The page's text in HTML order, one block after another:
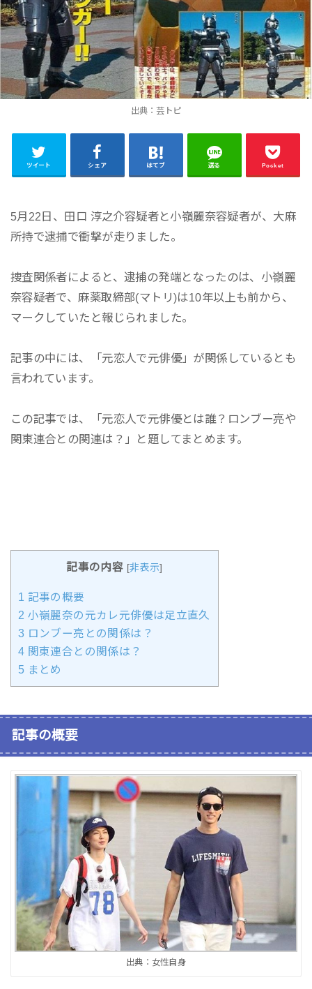
出典：芸トピ
ツイート シェア はてブ 送る Pocket
5月22日、田口 淳之介容疑者と小嶺麗奈容疑者が、大麻
所持で逮捕で衝撃が走りました。
捜査関係者によると、逮捕の発端となったのは、小嶺麗
奈容疑者で、麻薬取締部(マトリ)は10年以上も前から、
マークしていたと報じられました。
記事の中には、「元恋人で元俳優」が関係しているとも
言われています。
この記事では、「元恋人で元俳優とは誰？ロンブー亮や
関東連合との関連は？」と題してまとめます。
記事の内容 [非表示]
1 記事の概要
2 小嶺麗奈の元カレ元俳優は足立直久
3 ロンブー亮との関係は？
4 関東連合との関係は？
5 まとめ
記事の概要
出典：女性自身